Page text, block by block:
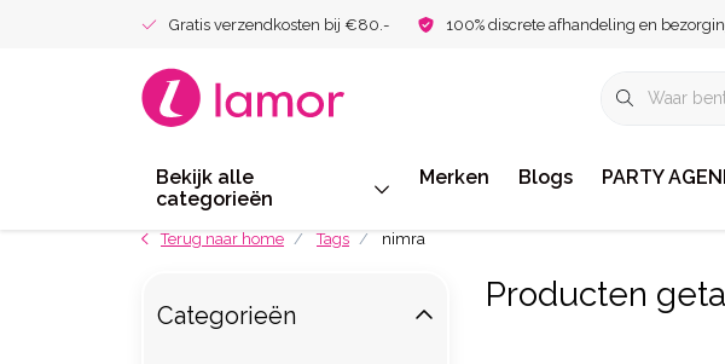
Gratis verzendkosten bij €80.- 100% discrete afhandeling en
Bekijk alle
categorieën
Merken Blogs PARTY
Terug naar home Tags nimra
Producten
Categorieën